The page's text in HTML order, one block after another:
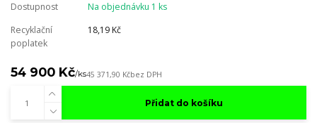
Dostupnost
Na objednávku 1 ks
Recyklační
poplatek
18,19 Kč
54 900 Kč/ks45 371,90 Kčbez DPH
Přidat do košíku